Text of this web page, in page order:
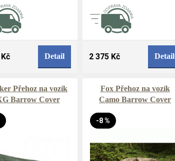
Detail 2 375 Kč Detail
Přehoz na vozík
Barrow Cover
Fox Přehoz na vozík
Camo Barrow Cover
-8 %